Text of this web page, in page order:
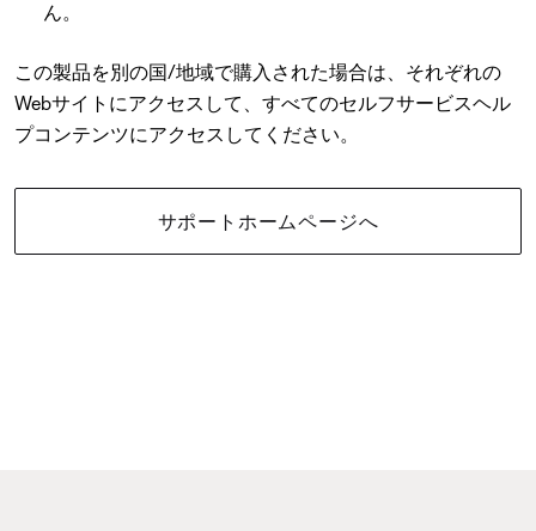
ん。
この製品を別の国/地域で購入された場合は、それぞれの
Webサイトにアクセスして、すべてのセルフサービスヘル
プコンテンツにアクセスしてください。
サポートホームページへ